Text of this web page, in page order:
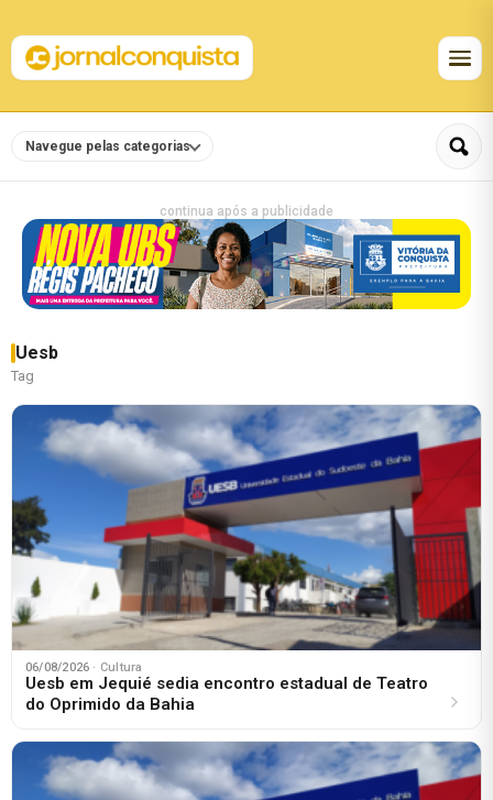
Navegue pelas categorias
continua após a publicidade
Uesb
Tag
06/08/2026 · Cultura
Uesb em Jequié sedia encontro estadual de Teatro
do Oprimido da Bahia